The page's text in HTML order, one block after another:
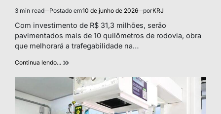
Estimated
read
3 min read Postado em10 de junho de 2026 porKRJ
Com investimento de R$ 31,3 milhões, serão
pavimentados mais de 10 quilômetros de rodovia, obra
que melhorará a trafegabilidade na…
Continua lendo...